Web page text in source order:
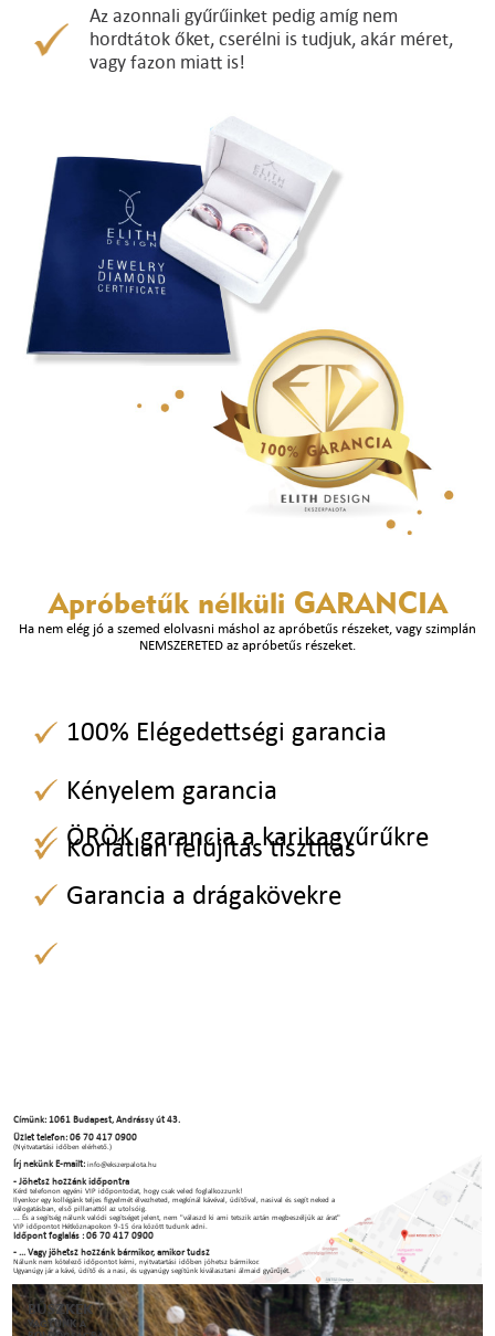
Az azonnali gyűrűinket pedig amíg nem
hordtátok őket, cserélni is tudjuk, akár méret,
vagy fazon miatt is!
Apróbetűk nélküli GARANCIA
Ha nem elég jó a szemed elolvasni máshol az apróbetűs részeket, vagy szimplán
NEMSZERETED az apróbetűs részeket.
100% Elégedettségi garancia
Kényelem garancia
Korlátlan felújítás tisztítás
ÖRÖK garancia a karikagyűrűkre
Garancia a drágakövekre
Címünk: 1061 Budapest, Andrássy út 43.
Üzlet telefon: 06 70 417 0900
(Nyitvatartási időben elérhető.)
Írj nekünk E-mailt:info@ekszerpalota.hu
- Jöhetsz hozzánk időpontra
Kérd telefonon egyéni VIP időpontodat, hogy csak veled foglalkozzunk!
Ilyenkor egy kollégánk teljes figyelmét élvezheted, megkínál kávéval, üdítőval, nasival és segít neked a
válogatásban, első pillanattól az utolsóig.
... És a segítség nálunk valódi segítséget jelent, nem "válaszd ki ami tetszik aztán megbeszéljük az árat"
VIP időpontot Hétköznapokon 9-15 óra között tudunk adni.
Időpont foglalás : 06 70 417 0900
- ... Vagy jöhetsz hozzánk bármikor, amikor tudsz
Nálunk nem kötelező időpontot kérni, nyitvatartási időben jöhetsz bármikor.
Ugyanúgy jár a kávé, üdítő és a nasi, és ugyanúgy segítünk kiválasztani álmaid gyűrűjét.
BÜSZKÉK
VAGYUNK A